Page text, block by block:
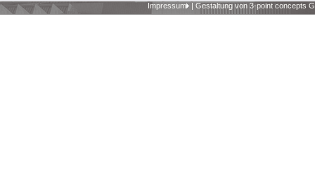
Impressum
| Gestaltung von 3-point concepts